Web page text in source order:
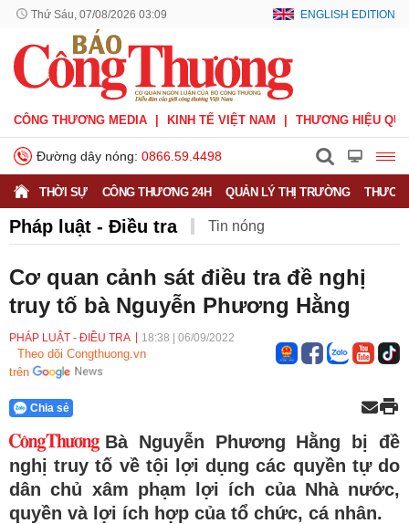
Thứ Sáu, 07/08/2026 03:09 ENGLISH EDITION
CÔNG THƯƠNG MEDIA KINH TẾ VIỆT NAM THƯƠNG HIỆU
Đường dây nóng: 0866.59.4498
THỜI SỰ CÔNG THƯƠNG 24H QUẢN LÝ THỊ TRƯỜNG
Pháp luật - Điều tra Tin nóng
Cơ quan cảnh sát điều tra đề nghị
truy tố bà Nguyễn Phương Hằng
PHÁP LUẬT - ĐIỀU TRA 18:38 06/09/2022
Theo dõi Congthuong.vn
trên
Chia sẻ
Bà Nguyễn Phương Hằng bị đề
nghị truy tố về tội lợi dụng các quyền tự do
dân chủ xâm phạm lợi ích của Nhà nước,
quyền và lợi ích hợp của tổ chức, cá nhân.